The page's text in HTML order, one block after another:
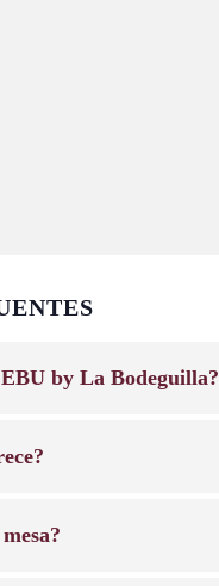
by La Bodeguilla?